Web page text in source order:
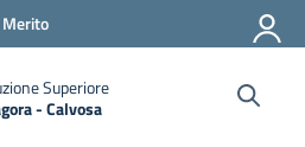
Superiore
- Calvosa
iniziale della scuola